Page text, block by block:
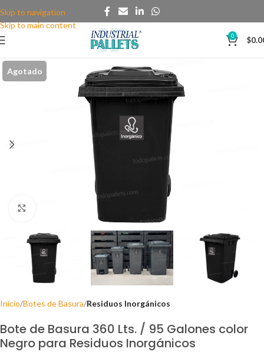
Skip to navigation
Skip to main content
0 $
Clic para agrandar
Agotado
Inicio Botes de Basura Residuos Inorgánicos
Bote de Basura 360 Lts. / 95 Galones color
Negro para Residuos Inorgánicos